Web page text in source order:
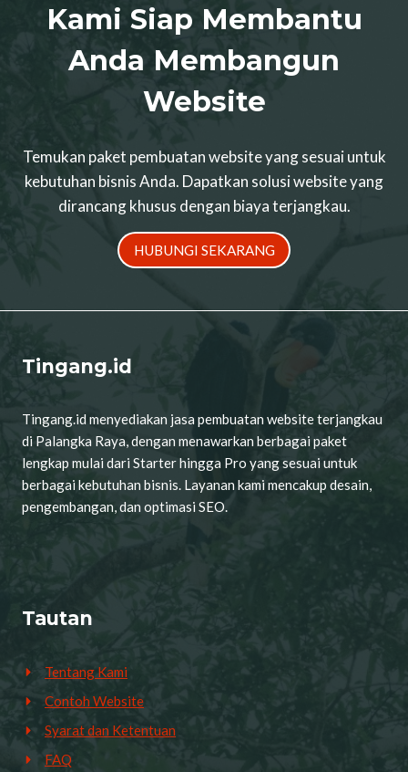
Kami Siap Membantu
Anda Membangun
Website
Temukan paket pembuatan website yang sesuai untuk
kebutuhan bisnis Anda. Dapatkan solusi website yang
dirancang khusus dengan biaya terjangkau.
HUBUNGI SEKARANG
Tingang.id
Tingang.id menyediakan jasa pembuatan website terjangkau
di Palangka Raya, dengan menawarkan berbagai paket
lengkap mulai dari Starter hingga Pro yang sesuai untuk
berbagai kebutuhan bisnis. Layanan kami mencakup desain,
pengembangan, dan optimasi SEO.
Tautan
Tentang Kami
Contoh Website
Syarat dan Ketentuan
FAQ